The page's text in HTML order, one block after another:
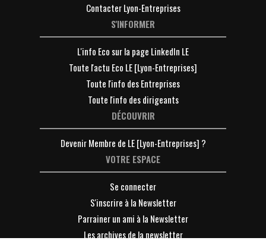
Contacter Lyon-Entreprises
S'INFORMER
L'info Eco sur la page LinkedIn LE
Toute l'actu Eco LE [Lyon-Entreprises]
Toute l'info des Entreprises
Toute l'info des dirigeants
DÉCOUVRIR
Devenir Membre de LE [Lyon-Entreprises] ?
VOTRE ESPACE
Se connecter
S'inscrire à la Newsletter
Parrainer un ami à la Newsletter
Les archives de la newsletter